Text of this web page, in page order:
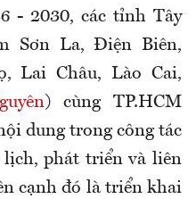
- 2030, các tỉnh Tây
Sơn La, Điện Biên,
Lai Châu, Lào Cai,
) cùng TP.HCM
dung trong công tác
lịch, phát triển và liên
cạnh đó là triển khai